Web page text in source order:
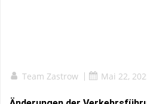
Team Zastrow | Mai 22,